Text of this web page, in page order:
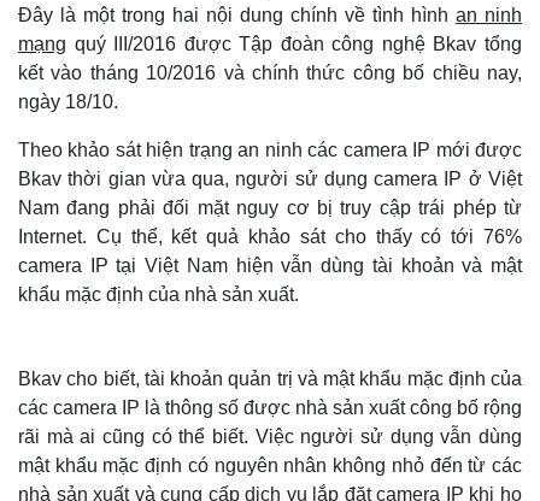
Đây là một trong hai nội dung chính về tình hình an ninh
mạng quý III/2016 được Tập đoàn công nghệ Bkav tổng
kết vào tháng 10/2016 và chính thức công bố chiều nay,
ngày 18/10.
Theo khảo sát hiện trạng an ninh các camera IP mới được
Bkav thời gian vừa qua, người sử dụng camera IP ở Việt
Nam đang phải đối mặt nguy cơ bị truy cập trái phép từ
Internet. Cụ thể, kết quả khảo sát cho thấy có tới 76%
camera IP tại Việt Nam hiện vẫn dùng tài khoản và mật
khẩu mặc định của nhà sản xuất.
Bkav cho biết, tài khoản quản trị và mật khẩu mặc định của
các camera IP là thông số được nhà sản xuất công bố rộng
rãi mà ai cũng có thể biết. Việc người sử dụng vẫn dùng
mật khẩu mặc định có nguyên nhân không nhỏ đến từ các
nhà sản xuất và cung cấp dịch vụ lắp đặt camera IP khi họ